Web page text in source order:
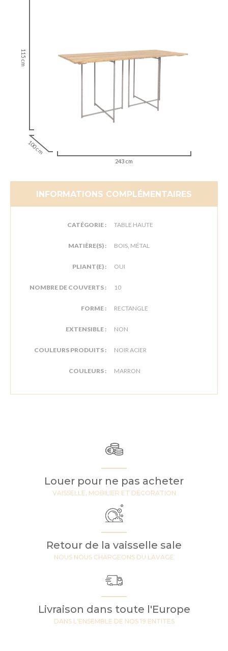
115 cm
100 cm
243 cm
INFORMATIONS COMPLÉMENTAIRES
CATÉGORIE : TABLE HAUTE
MATIÈRE(S) : BOIS, MÉTAL
PLIANT(E) : OUI
NOMBRE DE COUVERTS : 10
FORME : RECTANGLE
EXTENSIBLE : NON
COULEURS PRODUITS : NOIR ACIER
COULEURS : MARRON
Louer pour ne pas acheter
VAISSELLE, MOBILIER ET DECORATION
Retour de la vaisselle sale
NOUS NOUS CHARGEONS DU LAVAGE
Livraison dans toute l'Europe
DANS L'ENSEMBLE DE NOS 19 ENTITES